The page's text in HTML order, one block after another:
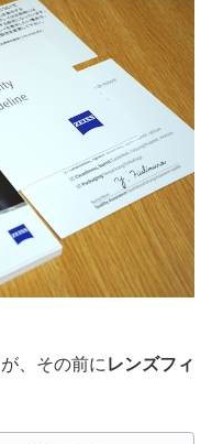
、その前に レンズフィ